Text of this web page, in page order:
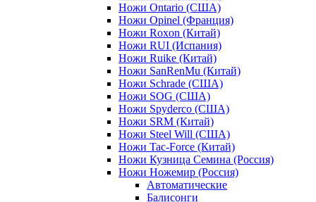
Ножи Ontario (США)
Ножи Opinel (Франция)
Ножи Roxon (Китай)
Ножи RUI (Испания)
Ножи Ruike (Китай)
Ножи SanRenMu (Китай)
Ножи Schrade (США)
Ножи SOG (США)
Ножи Spyderco (США)
Ножи SRM (Китай)
Ножи Steel Will (США)
Ножи Tac-Force (Китай)
Ножи Кузница Семина (Россия)
Ножи Ножемир (Россия)
Автоматические
Балисонги